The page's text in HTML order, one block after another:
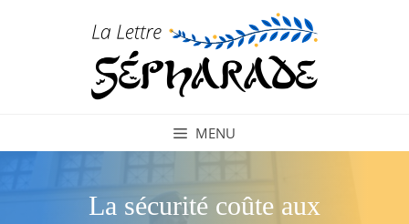
MENU
La sécurité coûte aux